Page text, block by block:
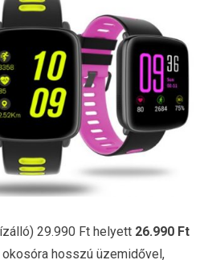
29.990 Ft helyett 26.990 Ft
hosszú üzemidővel,